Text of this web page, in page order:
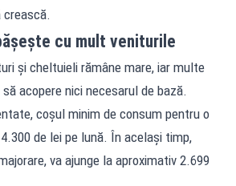
cu mult veniturile
și cheltuieli rămâne mare, iar multe
acopere nici necesarul de bază.
coșul minim de consum pentru o
de lei pe lună. În același timp,
va ajunge la aproximativ 2.699